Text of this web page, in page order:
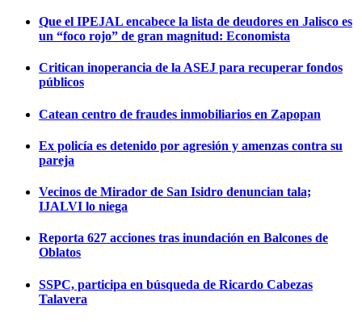
Que el IPEJAL encabece la lista de deudores en Jalisco es
un “foco rojo” de gran magnitud: Economista
Critican inoperancia de la ASEJ para recuperar fondos
públicos
Catean centro de fraudes inmobiliarios en Zapopan
Ex policía es detenido por agresión y amenzas contra su
pareja
Vecinos de Mirador de San Isidro denuncian tala;
IJALVI lo niega
Reporta 627 acciones tras inundación en Balcones de
Oblatos
SSPC, participa en búsqueda de Ricardo Cabezas
Talavera